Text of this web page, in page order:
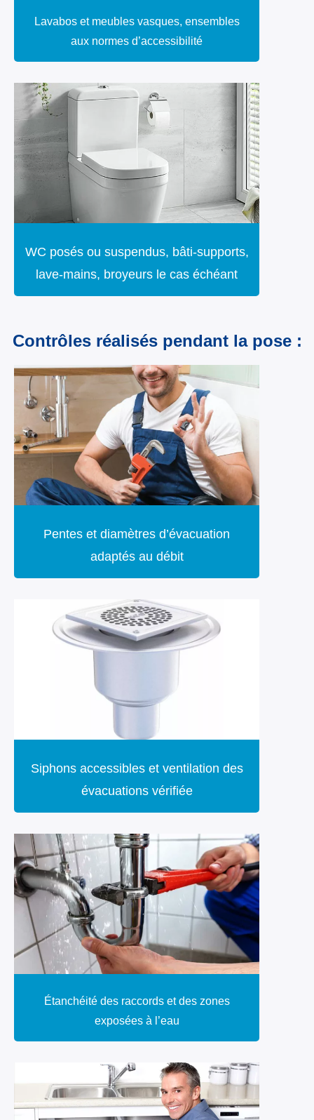
Lavabos et meubles vasques, ensembles
aux normes d’accessibilité
WC posés ou suspendus, bâti-supports,
lave-mains, broyeurs le cas échéant
Contrôles réalisés pendant la pose:
Pentes et diamètres d’évacuation
adaptés au débit
Siphons accessibles et ventilation des
évacuations vérifiée
Étanchéité des raccords et des zones
exposées à l’eau